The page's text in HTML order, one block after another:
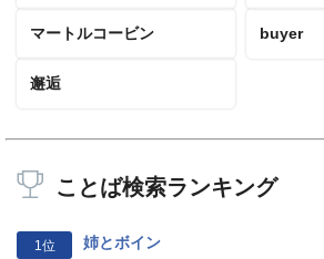
マートルコービン buyer
邂逅
ことば検索ランキング
1位 姉とボイン